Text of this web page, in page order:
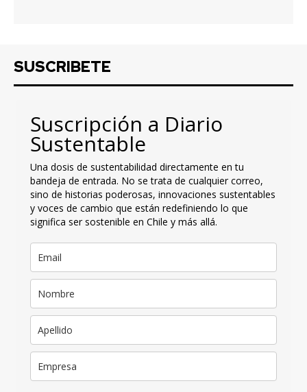
SUSCRIBETE
Suscripción a Diario
Sustentable
Una dosis de sustentabilidad directamente en tu
bandeja de entrada. No se trata de cualquier correo,
sino de historias poderosas, innovaciones sustentables
y voces de cambio que están redefiniendo lo que
significa ser sostenible en Chile y más allá.